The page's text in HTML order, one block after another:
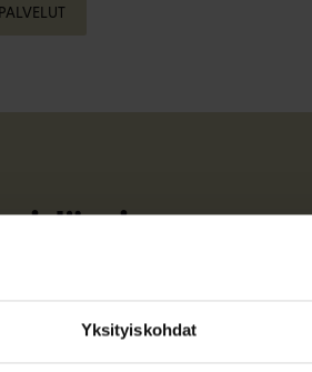
Yksityiskohdat
Järvinen
kirjoittajasta